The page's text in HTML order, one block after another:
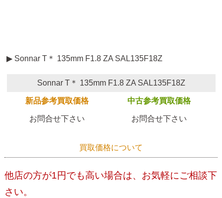
▶ Sonnar T＊ 135mm F1.8 ZA SAL135F18Z
Sonnar T＊ 135mm F1.8 ZA SAL135F18Z
新品参考買取価格 中古参考買取価格
お問合せ下さい お問合せ下さい
買取価格について
他店の方が1円でも高い場合は、お気軽にご相談下
さい。